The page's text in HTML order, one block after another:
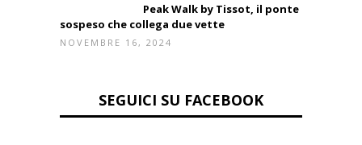
Peak Walk by Tissot, il ponte
sospeso che collega due vette
NOVEMBRE 16, 2024
SEGUICI SU FACEBOOK